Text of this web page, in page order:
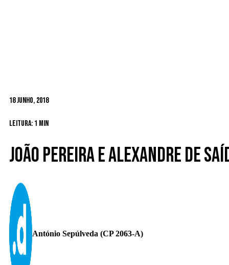
18 Junho, 2018
Leitura: 1 min
João Pereira e Alexandre de
António Sepúlveda (CP 2063-A)